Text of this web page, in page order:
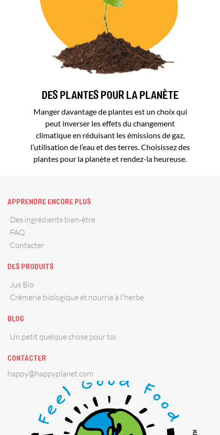
DES PLANTES POUR LA PLANÈTE
Manger davantage de plantes est un choix qui
peut inverser les effets du changement
climatique en réduisant les émissions de gaz,
l’utilisation de l’eau et des terres. Choisissez des
plantes pour la planète et rendez-la heureuse.
APPRENDRE ENCORE PLUS
Des ingrédients bien-être
FAQ
Contacter
DES PRODUITS
Jus Bio
Crèmerie biologique et nourrie à l'herbe
BLOG
Un petit quelque chose pour toi
CONTACTER
happy@happyplanet.com